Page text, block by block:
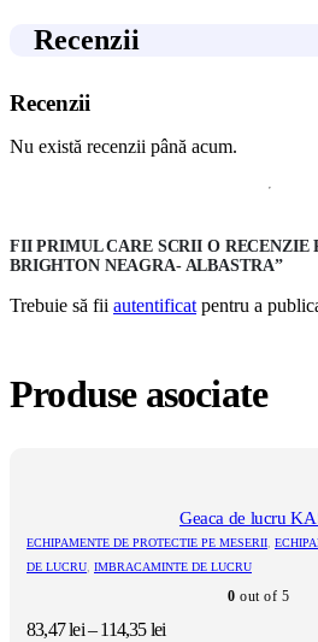
Recenzii
Recenzii
Nu există recenzii până acum.
FII PRIMUL CARE SCRII O RECENZIE
BRIGHTON NEAGRA- ALBASTRA”
Trebuie să fii autentificat pentru a
Produse asociate
Geaca de lucru
ECHIPAMENTE DE PROTECTIE PE MESERII,
DE LUCRU, IMBRACAMINTE DE LUCRU
0 out of 5
83,47lei– 114,35leiInterval